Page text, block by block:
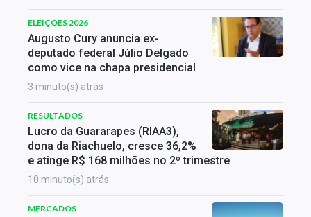
ELEIÇÕES 2026
Augusto Cury anuncia ex-
deputado federal Júlio Delgado
como vice na chapa presidencial
3 minuto(s) atrás
RESULTADOS
Lucro da Guararapes (RIAA3),
dona da Riachuelo, cresce 36,2%
e atinge R$ 168 milhões no 2º trimestre
10 minuto(s) atrás
MERCADOS